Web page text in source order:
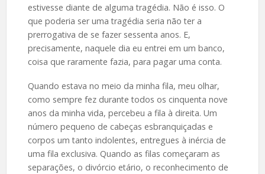
estivesse diante de alguma tragédia. Não é isso. O
que poderia ser uma tragédia seria não ter a
prerrogativa de se fazer sessenta anos. E,
precisamente, naquele dia eu entrei em um banco,
coisa que raramente fazia, para pagar uma conta.
Quando estava no meio da minha fila, meu olhar,
como sempre fez durante todos os cinquenta nove
anos da minha vida, percebeu a fila à direita. Um
número pequeno de cabeças esbranquiçadas e
corpos um tanto indolentes, entregues à inércia de
uma fila exclusiva. Quando as filas começaram as
separações, o divórcio etário, o reconhecimento de